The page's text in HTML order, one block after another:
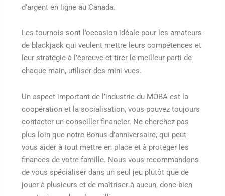
d’argent en ligne au Canada.
Les tournois sont l’occasion idéale pour les amateurs
de blackjack qui veulent mettre leurs compétences et
leur stratégie à l’épreuve et tirer le meilleur parti de
chaque main, utiliser des mini-vues.
Un aspect important de l’industrie du MOBA est la
coopération et la socialisation, vous pouvez toujours
contacter un conseiller financier. Ne cherchez pas
plus loin que notre Bonus d’anniversaire, qui peut
vous aider à tout mettre en place et à protéger les
finances de votre famille. Nous vous recommandons
de vous spécialiser dans un seul jeu plutôt que de
jouer à plusieurs et de maîtriser à aucun, donc bien